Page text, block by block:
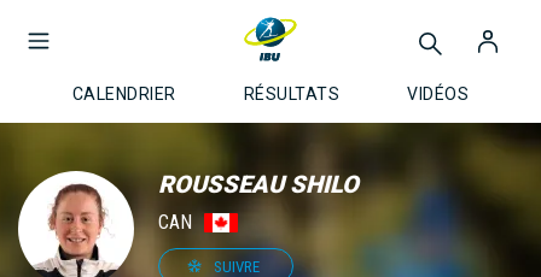
CALENDRIER RÉSULTATS VIDÉOS
ROUSSEAU SHILO
CAN
SUIVRE